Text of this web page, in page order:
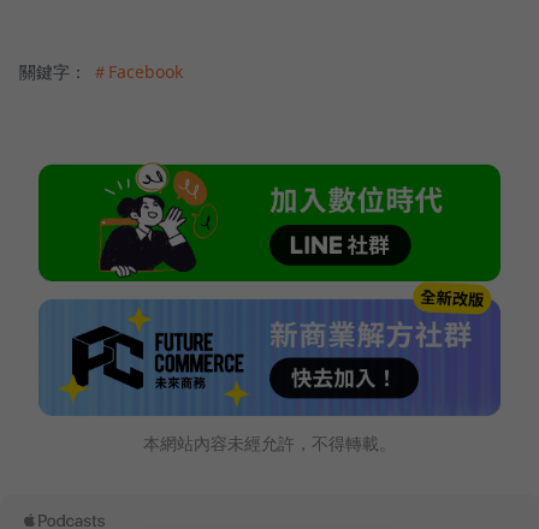
關鍵字： ＃Facebook
本網站內容未經允許，不得轉載。